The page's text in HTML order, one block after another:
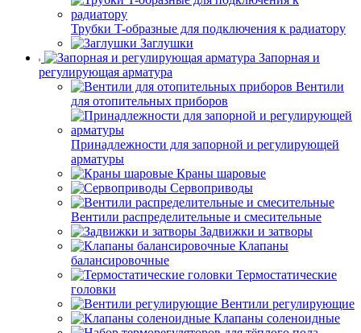
Трубки T-образные для подключения к радиатору
Заглушки
Запорная и
регулирующая арматура
Вентили
для отопительных приборов
Принадлежности для запорной и регулирующей
арматуры
Краны шаровые
Сервоприводы
Вентили распределительные и смесительные
Задвижки и затворы
Клапаны
балансировочные
Термостатические
головки
Вентили регулирующие
Клапаны соленоидные